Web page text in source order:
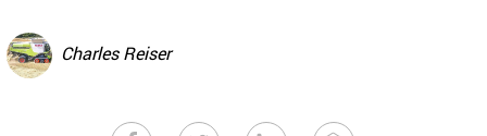
Charles Reiser